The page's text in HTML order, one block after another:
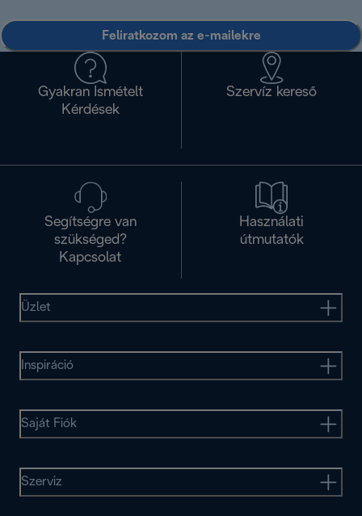
Feliratkozom az e-mailekre
Gyakran Ismételt
Kérdések
Szervíz kereső
Segítségre van
szükséged?
Kapcsolat
Használati
útmutatók
Üzlet
Inspiráció
Saját Fiók
Szerviz